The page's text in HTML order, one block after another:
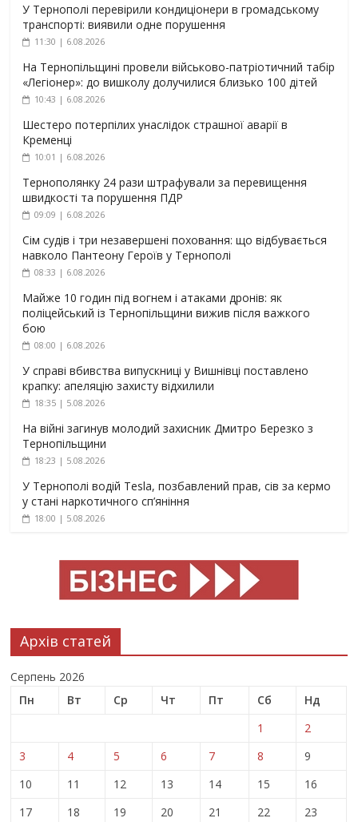
У Тернополі перевірили кондиціонери в громадському
транспорті: виявили одне порушення
11:30 | 6.08.2026
На Тернопільщині провели військово-патріотичний табір
«Легіонер»: до вишколу долучилися близько 100 дітей
10:43 | 6.08.2026
Шестеро потерпілих унаслідок страшної аварії в
Кременці
10:01 | 6.08.2026
Тернополянку 24 рази штрафували за перевищення
швидкості та порушення ПДР
09:09 | 6.08.2026
Сім судів і три незавершені поховання: що відбувається
навколо Пантеону Героїв у Тернополі
08:33 | 6.08.2026
Майже 10 годин під вогнем і атаками дронів: як
поліцейський із Тернопільщини вижив після важкого
бою
08:00 | 6.08.2026
У справі вбивства випускниці у Вишнівці поставлено
крапку: апеляцію захисту відхилили
18:35 | 5.08.2026
На війні загинув молодий захисник Дмитро Березко з
Тернопільщини
18:23 | 5.08.2026
У Тернополі водій Tesla, позбавлений прав, сів за кермо
у стані наркотичного сп’яніння
18:00 | 5.08.2026
Архів статей
Серпень 2026
Пн
Вт Ср Чт Пт Сб
Нд
1
2
3
4 5 6 7 8
9
10
11 12 13 14 15
16
17
18 19 20 21 22
23